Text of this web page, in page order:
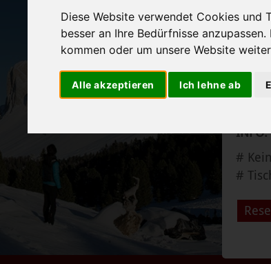
Diese Website verwendet Cookies und
besser an Ihre Bedürfnisse
kommen oder um unsere Website
Alle akzeptieren Ich lehne ab
14.
INFO:
#
#